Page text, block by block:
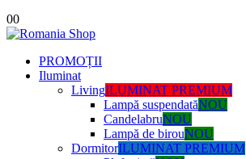
00
PROMOȚII
Iluminat
LivingILUMINAT PREMIUM
Lampă suspendatăNOU
CandelabruNOU
Lampă de birouNOU
DormitorILUMINAT PREMIUM